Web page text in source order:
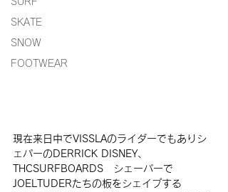
SKATE
SNOW
FOOTWEAR
現在来日中でVISSLAのライダーでもありシ
ェパーのDERRICK DISNEY、
THCSURFBOARDS　シェーパーで
JOELTUDERたちの板をシェイプする